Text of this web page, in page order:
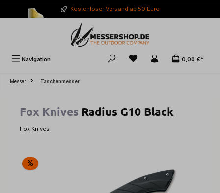
springen Kostenloser Versand ab 50 Euro
Navigation 0,00 €*
Messer Taschenmesser
Fox Knives Radius G10 Black
Fox Knives
Bildergalerie überspringen
%